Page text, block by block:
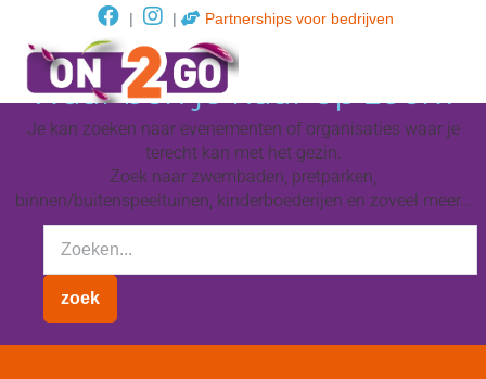
| | Partnerships voor bedrijven
Waar ben je naar op zoek?
Je kan zoeken naar evenementen of organisaties waar je
terecht kan met het gezin.
Zoek naar zwembaden, pretparken,
binnen/buitenspeeltuinen, kinderboederijen en zoveel meer…